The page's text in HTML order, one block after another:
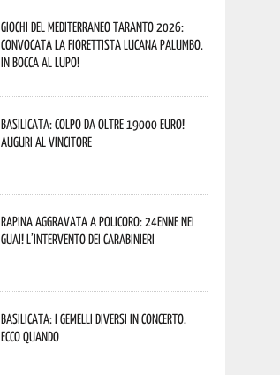
Giochi del Mediterraneo Taranto 2026:
convocata la fiorettista lucana Palumbo.
In bocca al lupo!
Basilicata: colpo da oltre 19000 Euro!
Auguri al vincitore
Rapina aggravata a Policoro: 24enne nei
guai! L’intervento dei Carabinieri
Basilicata: i Gemelli DiVersi in concerto.
Ecco quando